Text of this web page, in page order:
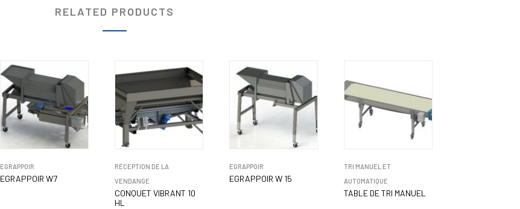
RELATED PRODUCTS
EGRAPPOIR
EGRAPPOIR W7
RÉCEPTION DE LA
VENDANGE
CONQUET VIBRANT 10
HL
EGRAPPOIR
EGRAPPOIR W 15
TRI MANUEL ET
AUTOMATIQUE
TABLE DE TRI MANUEL